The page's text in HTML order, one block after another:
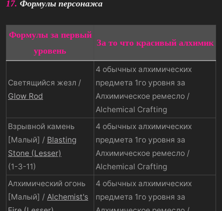
17. Формулы персонажа
Формулы за первый
уровень
За то что красивый алхимик
Светящийся жезл /
Glow Rod
4 обычных алхимических
предмета 1го уровня за
Алхимическое ремесло /
Alchemical Crafting
Взрывной камень
[Малый] / Blasting
Stone (Lesser)
(1-3-11)
4 обычных алхимических
предмета 1го уровня за
Алхимическое ремесло /
Alchemical Crafting
Алхимический огонь
[Малый] / Alchemist's
4 обычных алхимических
предмета 1го уровня за